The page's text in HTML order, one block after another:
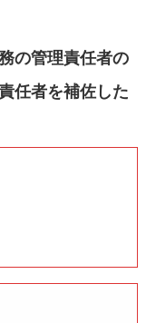
の管理責任者の
任者を補佐した